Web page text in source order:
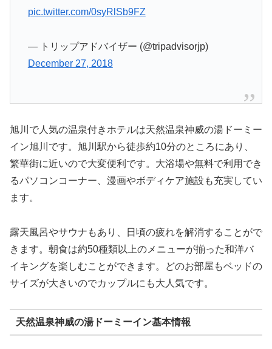
pic.twitter.com/0syRlSb9FZ
— トリップアドバイザー (@tripadvisorjp)
December 27, 2018
旭川で人気の温泉付きホテルは天然温泉神威の湯ドーミー
イン旭川です。旭川駅から徒歩約10分のところにあり、
繁華街に近いので大変便利です。大浴場や無料で利用でき
るパソコンコーナー、漫画やボディケア施設も充実してい
ます。
露天風呂やサウナもあり、日頃の疲れを解消することがで
きます。朝食は約50種類以上のメニューが揃った和洋バ
イキングを楽しむことができます。どのお部屋もベッドの
サイズが大きいのでカップルにも大人気です。
天然温泉神威の湯ドーミーイン基本情報